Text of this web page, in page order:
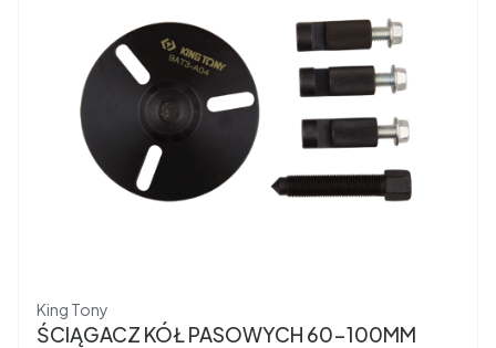
Producent
King Tony
ŚCIĄGACZ KÓŁ PASOWYCH 60-100MM